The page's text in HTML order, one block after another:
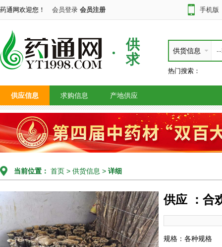
药通网欢迎您！ 会员登录 会员注册 手机版
供
求
供货信息
热门搜索：
供应信息 求购信息 产地供应
当前位置： 首页 > 供货信息 > 详细
供应 ：合
规格：各种规格